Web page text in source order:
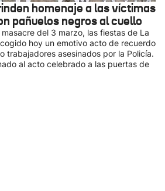
homenaje a las víctimas
pañuelos negros al cuello
del 3 marzo, las fiestas de La
hoy un emotivo acto de recuerdo
trabajadores asesinados por la Policía.
al acto celebrado a las puertas de